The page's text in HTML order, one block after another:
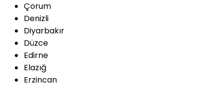
Çorum
Denizli
Diyarbakır
Düzce
Edirne
Elazığ
Erzincan